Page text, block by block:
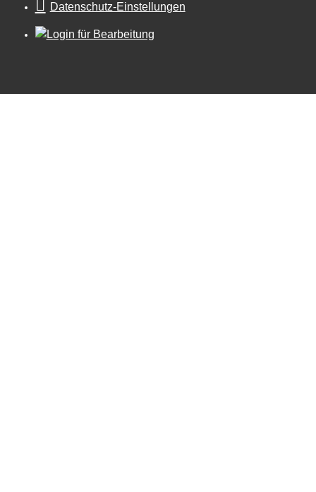
Datenschutz-Einstellungen